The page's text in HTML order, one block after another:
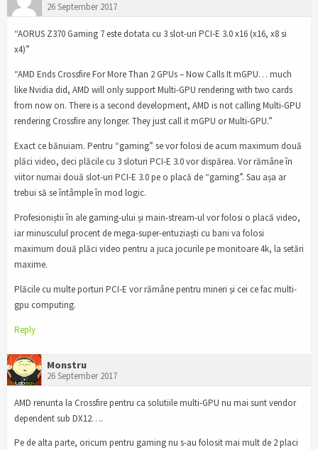
26 September 2017
“AORUS Z370 Gaming 7 este dotata cu 3 slot-uri PCI-E 3.0 x16 (x16, x8 si
x4)”
“AMD Ends Crossfire For More Than 2 GPUs – Now Calls It mGPU… much
like Nvidia did, AMD will only support Multi-GPU rendering with two cards
from now on. There is a second development, AMD is not calling Multi-GPU
rendering Crossfire any longer. They just call it mGPU or Multi-GPU.”
Exact ce bănuiam. Pentru “gaming” se vor folosi de acum maximum două
plăci video, deci plăcile cu 3 sloturi PCI-E 3.0 vor dispărea. Vor rămâne în
viitor numai două slot-uri PCI-E 3.0 pe o placă de “gaming”. Sau așa ar
trebui să se întâmple în mod logic.
Profesioniștii în ale gaming-ului și main-stream-ul vor folosi o placă video,
iar minusculul procent de mega-super-entuziaști cu bani va folosi
maximum două plăci video pentru a juca jocurile pe monitoare 4k, la setări
maxime.
Plăcile cu multe porturi PCI-E vor rămâne pentru mineri și cei ce fac multi-
gpu computing.
Reply
Monstru
26 September 2017
AMD renunta la Crossfire pentru ca solutiile multi-GPU nu mai sunt vendor
dependent sub DX12….
Pe de alta parte, oricum pentru gaming nu s-au folosit mai mult de 2 placi